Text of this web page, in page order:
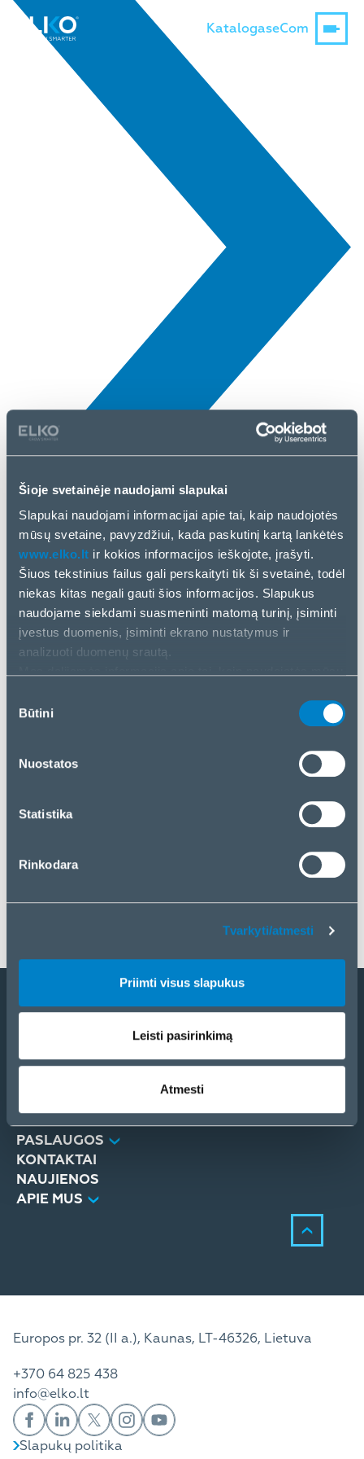
Šioje svetainėje naudojami slapukai
Slapukai naudojami informacijai apie tai, kaip naudojotės
mūsų svetaine, pavyzdžiui, kada paskutinį kartą lankėtės
www.elko.lt ir kokios informacijos ieškojote, įrašyti.
Šiuos tekstinius failus gali perskaityti tik ši svetainė, todėl
niekas kitas negali gauti šios informacijos. Slapukus
naudojame siekdami suasmeninti matomą turinį, įsiminti
įvestus duomenis, įsiminti ekrano nustatymus ir
analizuoti duomenų srautą.
analizės partneriais. Jei su tuo sutinkate, spustelėkite
„Tvarkyti/atmesti“.
pasirinkimas
Būtini
Nuostatos
Statistika
Rinkodara
Tvarkyti/atmesti
Priimti visus slapukus
Leisti pasirinkimą
Atmesti
KatalogaseCom
10 Bal, 2025
EATON
Katalogas
SPRENDIMAI
PASLAUGOS
KONTAKTAI
NAUJIENOS
APIE MUS
Europos pr. 32 (II a.), Kaunas, LT-46326, Lietuva
+370 64 825 438
info@elko.lt
Slapukų politika